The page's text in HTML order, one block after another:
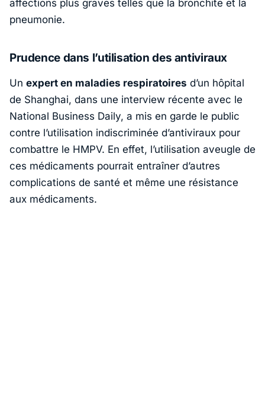
affections plus graves telles que la bronchite et la
pneumonie.
Prudence dans l’utilisation des antiviraux
Un expert en maladies respiratoires d’un hôpital
de Shanghai, dans une interview récente avec le
National Business Daily, a mis en garde le public
contre l’utilisation indiscriminée d’antiviraux pour
combattre le HMPV. En effet, l’utilisation aveugle de
ces médicaments pourrait entraîner d’autres
complications de santé et même une résistance
aux médicaments.